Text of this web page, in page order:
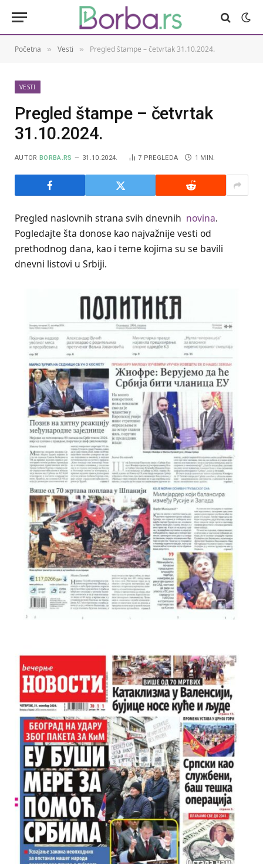
Početna » Vesti » Pregled štampe – četvrtak 31.10.2024.
VESTI
Pregled štampe – četvrtak
31.10.2024.
AUTOR BORBA.RS 31.10.2024. 7 PREGLEDA 1 MIN.
Pregled naslovnih strana svih dnevnih novina.
Pogledajte šta donose kao najvažnije vesti od
prethodnog dana, kao i teme kojima su se bavili
dnevni listovi u Srbiji.